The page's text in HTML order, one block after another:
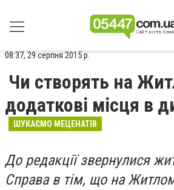
08:37, 29 серпня 2015 р.
Чи створять на
додаткові місця в
ШУКАЄМО МЕЦЕНАТІВ
До редакції звернулися
Справа в тім, що на